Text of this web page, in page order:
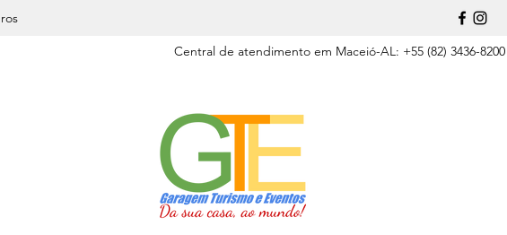
Central de atendimento em Maceió-AL: +55 (82) 3436-